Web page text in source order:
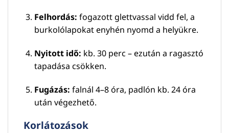
Felhordás: fogazott glettvassal vidd fel, a
burkolólapokat enyhén nyomd a helyükre.
Nyitott idő: kb. 30 perc – ezután a ragasztó
tapadása csökken.
Fugázás: falnál 4–8 óra, padlón kb. 24 óra
után végezhető.
Korlátozások